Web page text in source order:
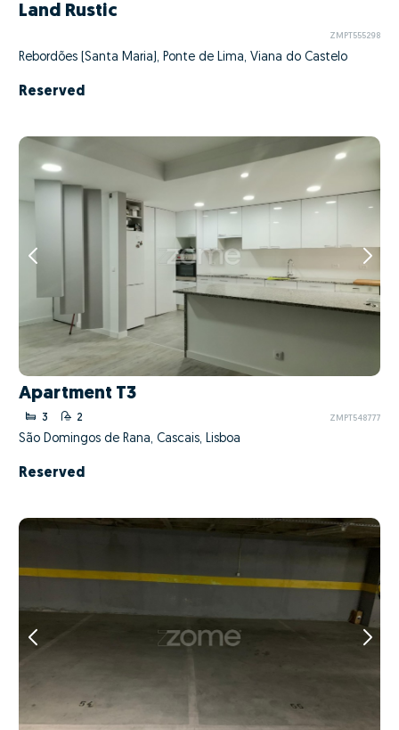
Land Rustic
ZMPT555298
Rebordões (Santa Maria), Ponte de Lima, Viana do Castelo
Reserved
Apartment T3
3 2 ZMPT548777
São Domingos de Rana, Cascais, Lisboa
Reserved